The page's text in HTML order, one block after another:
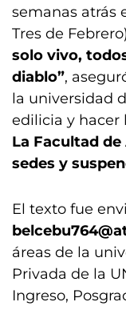
semanas atrás
Tres de
solo vivo,
diablo”,
la universidad
edilicia y hacer
La Facultad
sedes y
El texto fue
áreas de la
Privada de la
Ingreso,